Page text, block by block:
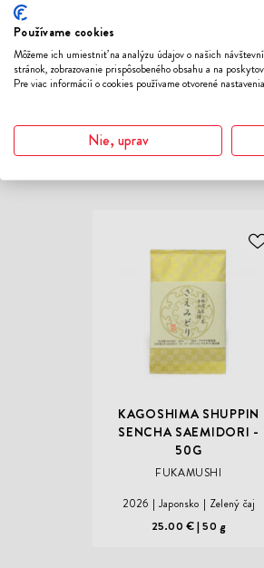
Označenie "Hon" nesú
KAGOSHIMA SHUPPIN
SENCHA SAEMIDORI -
50G
FUKAMUSHI
2026
Japonsko Zelený čaj
25.00 € 50 g
Používame cookies
Môžeme ich umiestniť na analýzu údajov o našich
stránok, zobrazovanie prispôsobeného obsahu a na
Pre viac informácií o cookies používame otvorené
Nie, uprav